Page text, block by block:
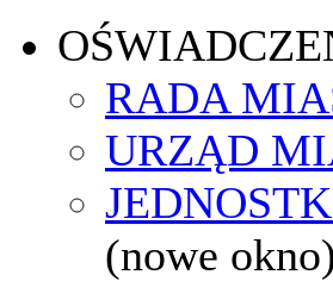
RADA
URZĄD
(nowe okno)